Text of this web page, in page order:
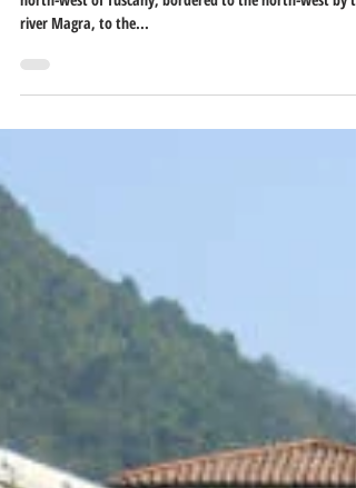
The Apuan Alps, a fascinating
orographic complex
The beautiful Apuan Alps, a mountain range located in